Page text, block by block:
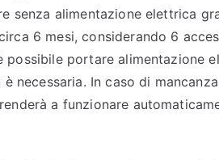
senza alimentazione elettrica
6 mesi, considerando 6
possibile portare alimentazione
necessaria. In caso di
a funzionare